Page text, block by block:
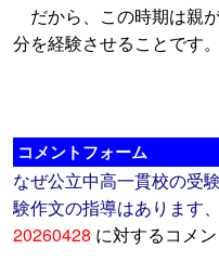
だから、この時期は親
分を経験させることです。
コメントフォーム
なぜ公立中高一貫校の
験作文の指導はあります
20260428 に対するコメン